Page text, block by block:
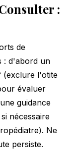
:
de
: d'abord un
(exclure l'otite
évaluer
guidance
nécessaire
Ne
persiste.